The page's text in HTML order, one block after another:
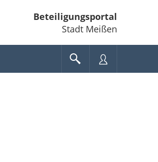
Beteiligungsportal
Stadt Meißen